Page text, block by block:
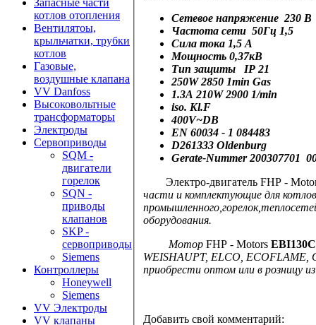
Запасные части
котлов отопления
Вентилятоы,
крыльчатки, трубки
котлов
Газовые,
воздушные клапана
VV Danfoss
Высоковольтные
трансформаторы
Электроды
Сервоприводы
SQM -
двигатели
горелок
SQN -
приводы
клапанов
SKP -
сервоприводы
Siemens
Контроллеры
Honeywell
Siemens
VV Электроды
VV клапаны
Сетевое напряжение 230 В
Частота сети 50Гц 1,5
Cила тока 1,5 А
Мощность 0,37кВ
Тип защиты
IP 21
250W 2850 1min Gas
1.3A 210W 2900 1/min
iso. Kl.F
400V~DB
EN 60034 - 1 084483
D261333 Oldenburg
Gerate-Nummer 200307701
Электро-двигатель FHP -
части и комплектующие для
оборудования.
Мотор FHP - Motors
WEISHAUPT, ELCO, ECOFLAME,
приобрести оптом или в розницу
Добавить свой комментарий: